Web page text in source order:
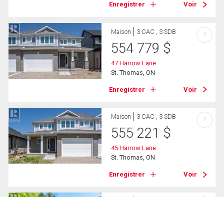
Enregistrer Voir
Maison 3 CAC , 3 SDB
554 779 $
47 Harrow Lane
St. Thomas, ON
Enregistrer Voir
?
Maison 3 CAC , 3 SDB
555 221 $
45 Harrow Lane
St. Thomas, ON
Enregistrer Voir
?